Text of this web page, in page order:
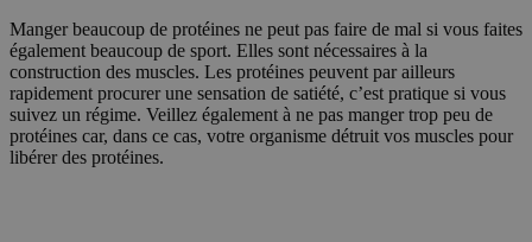
Manger beaucoup de protéines ne peut pas faire de mal si vous faites
également beaucoup de sport. Elles sont nécessaires à la
construction des muscles. Les protéines peuvent par ailleurs
rapidement procurer une sensation de satiété, c’est pratique si vous
suivez un régime. Veillez également à ne pas manger trop peu de
protéines car, dans ce cas, votre organisme détruit vos muscles pour
libérer des protéines.